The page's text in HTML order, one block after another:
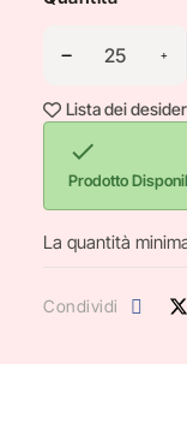
Lista dei

Prodotto
La quantità
Condividi